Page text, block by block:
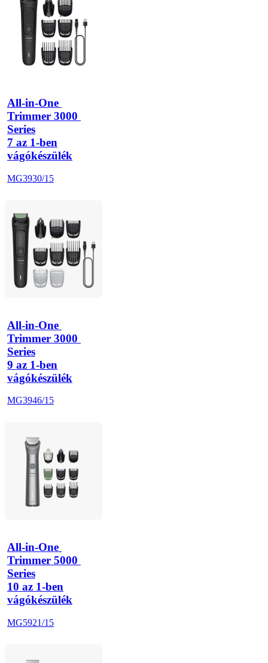
All-in-One
Trimmer 3000
Series
7 az 1-ben
vágókészülék
MG3930/15
All-in-One
Trimmer 3000
Series
9 az 1-ben
vágókészülék
MG3946/15
All-in-One
Trimmer 5000
Series
10 az 1-ben
vágókészülék
MG5921/15